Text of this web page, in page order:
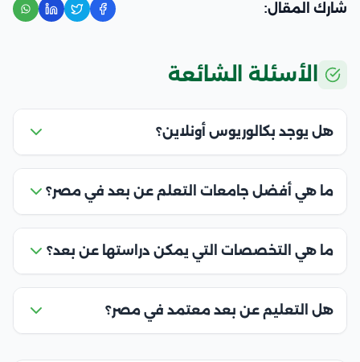
شارك المقال:
الأسئلة الشائعة
هل يوجد بكالوريوس أونلاين؟
ما هي أفضل جامعات التعلم عن بعد في مصر؟
ما هي التخصصات التي يمكن دراستها عن بعد؟
هل التعليم عن بعد معتمد في مصر؟